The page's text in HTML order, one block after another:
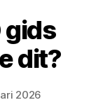
gids
dit?
2026